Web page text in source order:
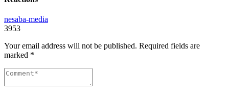
nesaba-media
3953
Your email address will not be published. Required fields are
marked *